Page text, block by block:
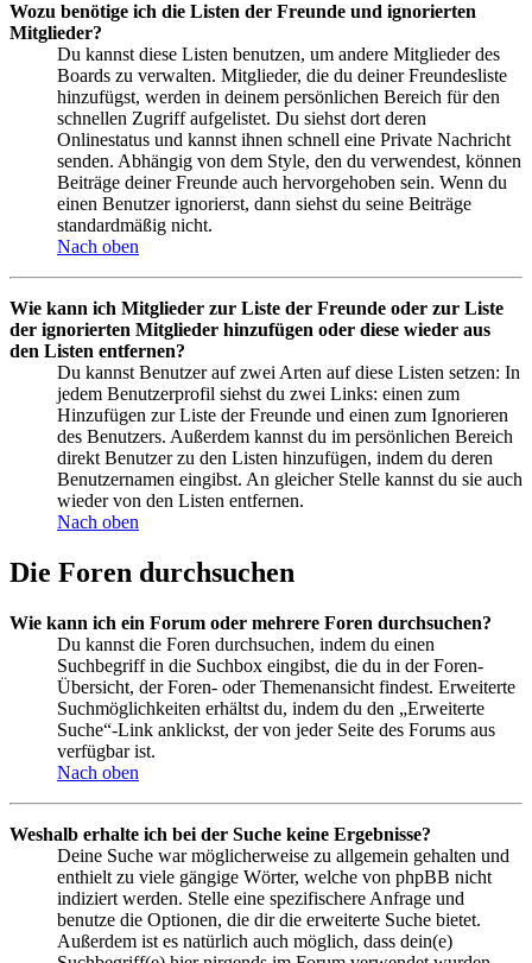
Wozu benötige ich die Listen der Freunde und ignorierten
Mitglieder?
Du kannst diese Listen benutzen, um andere Mitglieder des
Boards zu verwalten. Mitglieder, die du deiner Freundesliste
hinzufügst, werden in deinem persönlichen Bereich für den
schnellen Zugriff aufgelistet. Du siehst dort deren
Onlinestatus und kannst ihnen schnell eine Private Nachricht
senden. Abhängig von dem Style, den du verwendest, können
Beiträge deiner Freunde auch hervorgehoben sein. Wenn du
einen Benutzer ignorierst, dann siehst du seine Beiträge
standardmäßig nicht.
Nach oben
Wie kann ich Mitglieder zur Liste der Freunde oder zur Liste
der ignorierten Mitglieder hinzufügen oder diese wieder aus
den Listen entfernen?
Du kannst Benutzer auf zwei Arten auf diese Listen setzen: In
jedem Benutzerprofil siehst du zwei Links: einen zum
Hinzufügen zur Liste der Freunde und einen zum Ignorieren
des Benutzers. Außerdem kannst du im persönlichen Bereich
direkt Benutzer zu den Listen hinzufügen, indem du deren
Benutzernamen eingibst. An gleicher Stelle kannst du sie auch
wieder von den Listen entfernen.
Nach oben
Die Foren durchsuchen
Wie kann ich ein Forum oder mehrere Foren durchsuchen?
Du kannst die Foren durchsuchen, indem du einen
Suchbegriff in die Suchbox eingibst, die du in der Foren-
Übersicht, der Foren- oder Themenansicht findest. Erweiterte
Suchmöglichkeiten erhältst du, indem du den „Erweiterte
Suche“-Link anklickst, der von jeder Seite des Forums aus
verfügbar ist.
Nach oben
Weshalb erhalte ich bei der Suche keine Ergebnisse?
Deine Suche war möglicherweise zu allgemein gehalten und
enthielt zu viele gängige Wörter, welche von phpBB nicht
indiziert werden. Stelle eine spezifischere Anfrage und
benutze die Optionen, die dir die erweiterte Suche bietet.
Außerdem ist es natürlich auch möglich, dass dein(e)